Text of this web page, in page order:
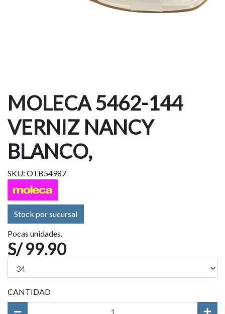
MOLECA 5462-144
VERNIZ NANCY
BLANCO,
SKU: OTB54987
Stock por sucursal
Pocas unidades.
S/ 99.90
CANTIDAD